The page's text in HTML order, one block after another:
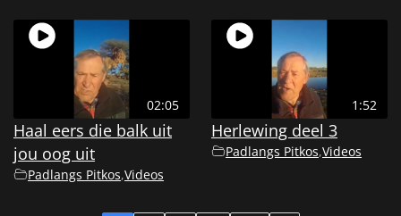
02:05
Haal eers die balk uit
jou oog uit
Padlangs Pitkos,Videos
1:52
Herlewing deel 3
Padlangs Pitkos,Videos